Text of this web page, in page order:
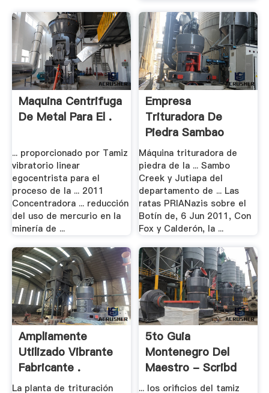
Maquina Centrifuga
De Metal Para El .
... proporcionado por Tamiz
vibratorio linear
egocentrista para el
proceso de la ... 2011
Concentradora ... reducción
del uso de mercurio en la
minería de ...
Empresa
Trituradora De
Piedra Sambao
Máquina trituradora de
piedra de la ... Sambo
Creek y Jutiapa del
departamento de ... Las
ratas PRIANazis sobre el
Botín de, 6 Jun 2011, Con
Fox y Calderón, la ...
Ampliamente
Utilizado Vibrante
Fabricante .
La planta de trituración
5to Guia
Montenegro Del
Maestro - Scribd
... los orificios del tamiz